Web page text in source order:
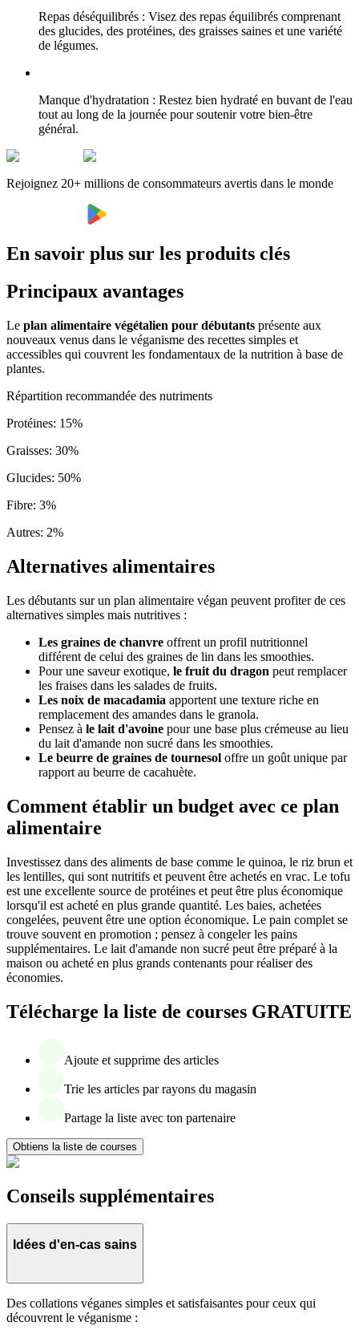
Repas déséquilibrés : Visez des repas équilibrés comprenant
des glucides, des protéines, des graisses saines et une variété
de légumes.
Manque d'hydratation : Restez bien hydraté en buvant de l'eau
tout au long de la journée pour soutenir votre bien-être
général.
Rejoignez 20+ millions de consommateurs avertis dans le monde
En savoir plus sur les produits clés
Principaux avantages
Le plan alimentaire végétalien pour débutants présente aux
nouveaux venus dans le véganisme des recettes simples et
accessibles qui couvrent les fondamentaux de la nutrition à base de
plantes.
Répartition recommandée des nutriments
Protéines: 15%
Graisses: 30%
Glucides: 50%
Fibre: 3%
Autres: 2%
Alternatives alimentaires
Les débutants sur un plan alimentaire végan peuvent profiter de ces
alternatives simples mais nutritives :
Les graines de chanvre offrent un profil nutritionnel
différent de celui des graines de lin dans les smoothies.
Pour une saveur exotique, le fruit du dragon peut remplacer
les fraises dans les salades de fruits.
Les noix de macadamia apportent une texture riche en
remplacement des amandes dans le granola.
Pensez à le lait d'avoine pour une base plus crémeuse au lieu
du lait d'amande non sucré dans les smoothies.
Le beurre de graines de tournesol offre un goût unique par
rapport au beurre de cacahuète.
Comment établir un budget avec ce plan
alimentaire
Investissez dans des aliments de base comme le quinoa, le riz brun et
les lentilles, qui sont nutritifs et peuvent être achetés en vrac. Le tofu
est une excellente source de protéines et peut être plus économique
lorsqu'il est acheté en plus grande quantité. Les baies, achetées
congelées, peuvent être une option économique. Le pain complet se
trouve souvent en promotion ; pensez à congeler les pains
supplémentaires. Le lait d'amande non sucré peut être préparé à la
maison ou acheté en plus grands contenants pour réaliser des
économies.
Télécharge la liste de courses GRATUITE
Ajoute et supprime des articles
Trie les articles par rayons du magasin
Partage la liste avec ton partenaire
Obtiens la liste de courses
Conseils supplémentaires
Idées d'en-cas sains
Des collations véganes simples et satisfaisantes pour ceux qui
découvrent le véganisme :